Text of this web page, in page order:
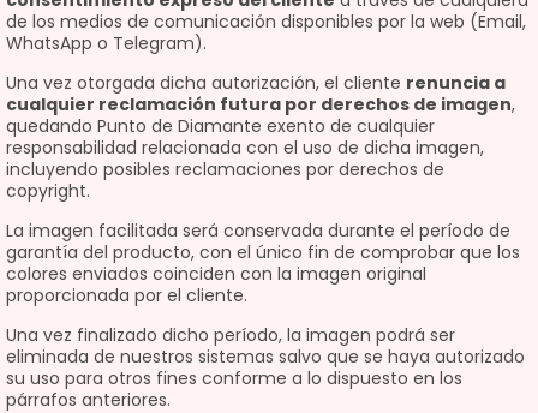
de los medios de comunicación disponibles por la web (Email,
WhatsApp o Telegram).
Una vez otorgada dicha autorización, el cliente renuncia a
cualquier reclamación futura por derechos de imagen,
quedando Punto de Diamante exento de cualquier
responsabilidad relacionada con el uso de dicha imagen,
incluyendo posibles reclamaciones por derechos de
copyright.
La imagen facilitada será conservada durante el período de
garantía del producto, con el único fin de comprobar que los
colores enviados coinciden con la imagen original
proporcionada por el cliente.
Una vez finalizado dicho período, la imagen podrá ser
eliminada de nuestros sistemas salvo que se haya autorizado
su uso para otros fines conforme a lo dispuesto en los
párrafos anteriores.